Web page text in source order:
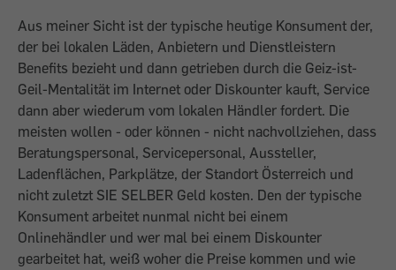
Aus meiner Sicht ist der typische heutige Konsument der,
der bei lokalen Läden, Anbietern und Dienstleistern
Benefits bezieht und dann getrieben durch die Geiz-ist-
Geil-Mentalität im Internet oder Diskounter kauft, Service
dann aber wiederum vom lokalen Händler fordert. Die
meisten wollen - oder können - nicht nachvollziehen, dass
Beratungspersonal, Servicepersonal, Aussteller,
Ladenflächen, Parkplätze, der Standort Österreich und
nicht zuletzt SIE SELBER Geld kosten. Den der typische
Konsument arbeitet nunmal nicht bei einem
Onlinehändler und wer mal bei einem Diskounter
gearbeitet hat, weiß woher die Preise kommen und wie